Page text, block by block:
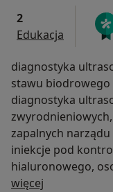
2
Edukacja
diagnostyka
stawu
diagnostyka
zapalnych
iniekcje pod
hialuronowego,
krwiaków
więcej